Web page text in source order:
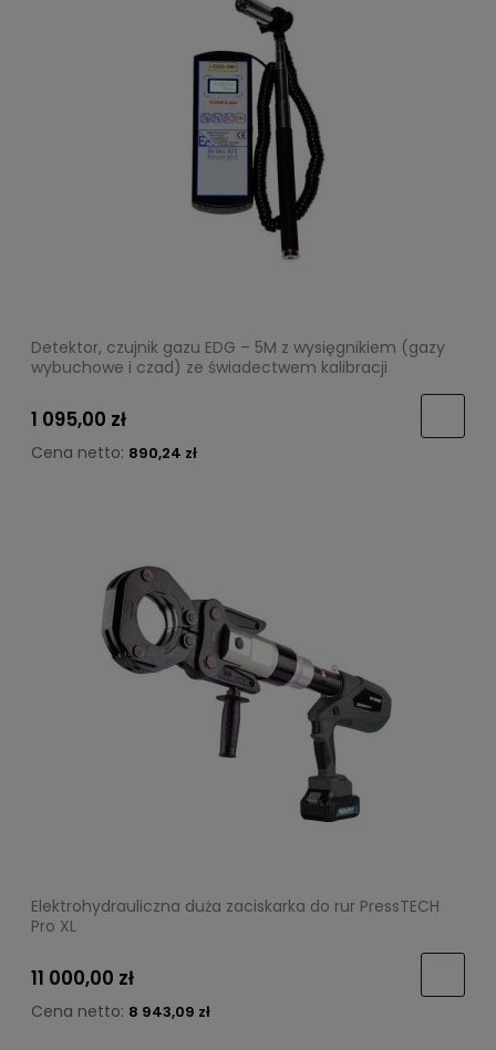
Detektor, czujnik gazu EDG – 5M z wysięgnikiem (gazy
wybuchowe i czad) ze świadectwem kalibracji
1 095,00 zł
Cena netto: 890,24 zł
Elektrohydrauliczna duża zaciskarka do rur PressTECH
Pro XL
11 000,00 zł
Cena netto: 8 943,09 zł